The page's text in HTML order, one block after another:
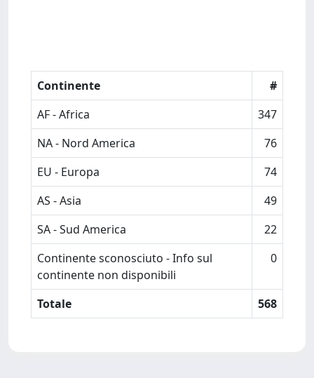
Continente
#
AF - Africa
347
NA - Nord America
76
EU - Europa
74
AS - Asia
49
SA - Sud America
22
Continente sconosciuto - Info sul
continente non disponibili
0
Totale 568